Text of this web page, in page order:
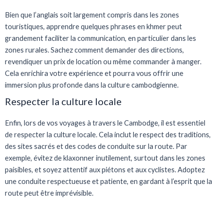
Bien que l’anglais soit largement compris dans les zones
touristiques, apprendre quelques phrases en khmer peut
grandement faciliter la communication, en particulier dans les
zones rurales. Sachez comment demander des directions,
revendiquer un prix de location ou même commander à manger.
Cela enrichira votre expérience et pourra vous offrir une
immersion plus profonde dans la culture cambodgienne.
Respecter la culture locale
Enfin, lors de vos voyages à travers le Cambodge, il est essentiel
de respecter la culture locale. Cela inclut le respect des traditions,
des sites sacrés et des codes de conduite sur la route. Par
exemple, évitez de klaxonner inutilement, surtout dans les zones
paisibles, et soyez attentif aux piétons et aux cyclistes. Adoptez
une conduite respectueuse et patiente, en gardant à l’esprit que la
route peut être imprévisible.